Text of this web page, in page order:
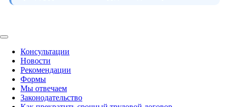
Консультации
Новости
Рекомендации
Формы
Мы отвечаем
Законодательство